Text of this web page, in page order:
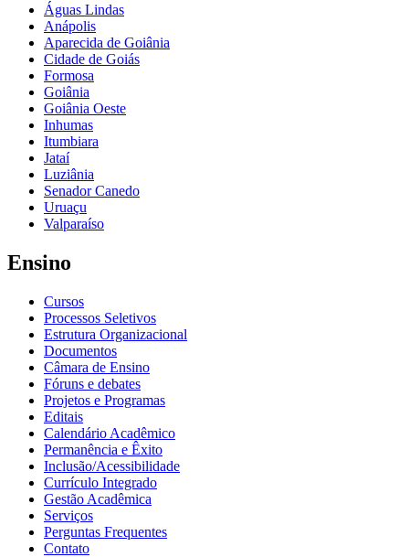
Águas Lindas
Anápolis
Aparecida de Goiânia
Cidade de Goiás
Formosa
Goiânia
Goiânia Oeste
Inhumas
Itumbiara
Jataí
Luziânia
Senador Canedo
Uruaçu
Valparaíso
Ensino
Cursos
Processos Seletivos
Estrutura Organizacional
Documentos
Câmara de Ensino
Fóruns e debates
Projetos e Programas
Editais
Calendário Acadêmico
Permanência e Êxito
Inclusão/Acessibilidade
Currículo Integrado
Gestão Acadêmica
Serviços
Perguntas Frequentes
Contato